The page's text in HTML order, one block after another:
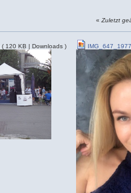
«Zuletzt
( 120 KB | Downloads )